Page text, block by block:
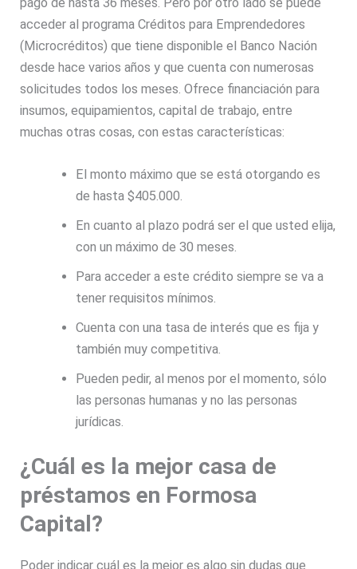
acceder al programa Créditos para Emprendedores
(Microcréditos) que tiene disponible el Banco Nación
desde hace varios años y que cuenta con numerosas
solicitudes todos los meses. Ofrece financiación para
insumos, equipamientos, capital de trabajo, entre
muchas otras cosas, con estas características:
El monto máximo que se está otorgando es
de hasta $405.000.
En cuanto al plazo podrá ser el que usted elija,
con un máximo de 30 meses.
Para acceder a este crédito siempre se va a
tener requisitos mínimos.
Cuenta con una tasa de interés que es fija y
también muy competitiva.
Pueden pedir, al menos por el momento, sólo
las personas humanas y no las personas
jurídicas.
¿Cuál es la mejor casa de
préstamos en Formosa
Capital?
Poder indicar cuál es la mejor es algo sin dudas que